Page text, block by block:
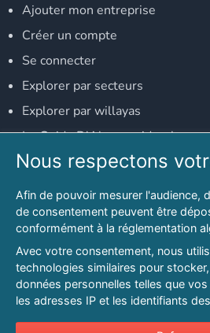
Ajouter mon entreprise
Créer un compte
Se connecter
Explorer par secteurs
Explorer par willayas
Le Guide D'Alger, guide-
NOS RÉSEAUX SOCIAUX
Notre page Facebook
Notre page LinkedIn
Notre page Instagram
Notre page Twitter
Nous respectons
Afin de pouvoir mesurer l'audience,
de consentement peuvent être
conformément à la réglementation
Avec votre consentement, nous
technologies similaires pour
données personnelles telles que
les adresses IP et les identifiants